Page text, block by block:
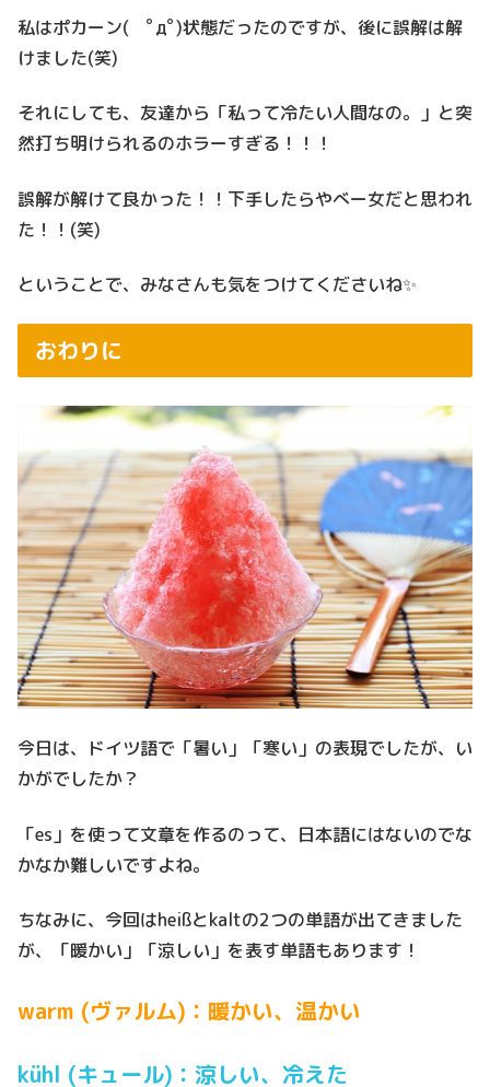
私はポカーン( ﾟдﾟ)状態だったのですが、後に誤解は解
けました(笑)
それにしても、友達から「私って冷たい人間なの。」と突
然打ち明けられるのホラーすぎる！！！
誤解が解けて良かった！！下手したらやべー女だと思われ
た！！(笑)
ということで、みなさんも気をつけてくださいね✨
おわりに
今日は、ドイツ語で「暑い」「寒い」の表現でしたが、い
かがでしたか？
「es」を使って文章を作るのって、日本語にはないのでな
かなか難しいですよね。
ちなみに、今回はheißとkaltの2つの単語が出てきました
が、「暖かい」「涼しい」を表す単語もあります！
warm (ヴァルム)：暖かい、温かい
kühl (キュール)：涼しい、冷えた